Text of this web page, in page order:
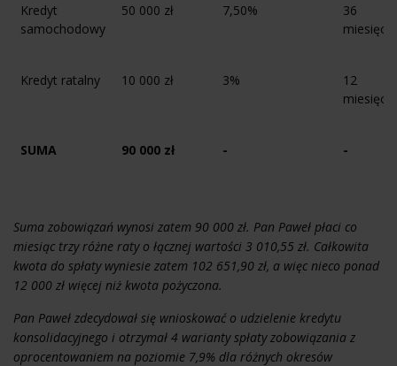
Kredyt
samochodowy
50 000 zł 7,50%
36
miesięcy
Kredyt ratalny 10 000 zł 3%
12
miesięcy
SUMA 90 000 zł - -
Suma zobowiązań wynosi zatem 90 000 zł. Pan Paweł płaci co
miesiąc trzy różne raty o łącznej wartości 3 010,55 zł. Całkowita
kwota do spłaty wyniesie zatem 102 651,90 zł, a więc nieco ponad
12 000 zł więcej niż kwota pożyczona.
Pan Paweł zdecydował się wnioskować o udzielenie kredytu
konsolidacyjnego i otrzymał 4 warianty spłaty zobowiązania z
oprocentowaniem na poziomie 7,9% dla różnych okresów